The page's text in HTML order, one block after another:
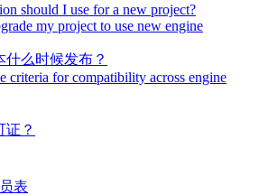
should I use for a new project?
my project to use new engine
什么时候发布？
criteria for compatibility across engine
证？
表